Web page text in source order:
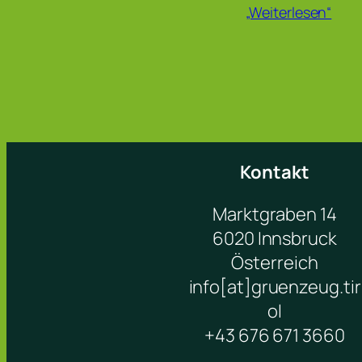
„Weiterlesen“
Kontakt
Marktgraben 14
6020 Innsbruck
Österreich
info[at]gruenzeug.tir
ol
+43 676 671 3660